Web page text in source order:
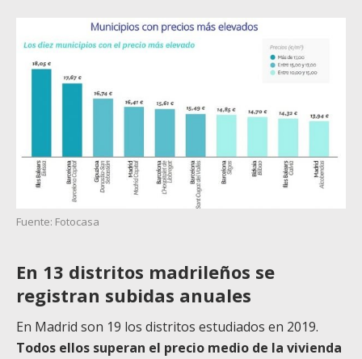
Fuente: Fotocasa
En 13 distritos madrileños se
registran subidas anuales
En Madrid son 19 los distritos estudiados en 2019.
Todos ellos superan el precio medio de la vivienda